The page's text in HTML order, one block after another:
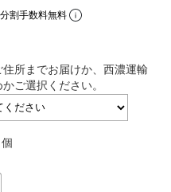
割手数料無料
住所までお届けか、西濃運輸
ご選択ください。
個